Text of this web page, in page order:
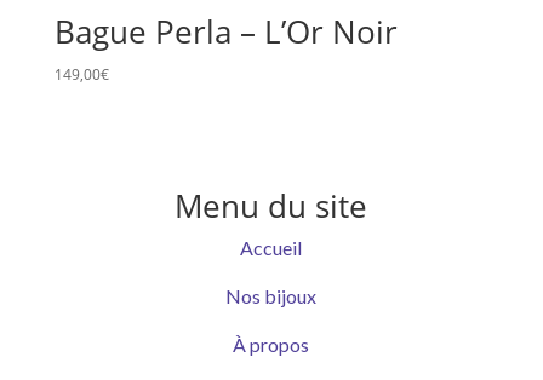
Bague Perla – L’Or Noir
149,00€
Menu du site
Accueil
Nos bijoux
À propos